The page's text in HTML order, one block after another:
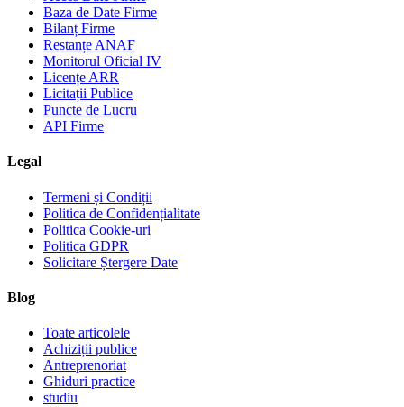
Baza de Date Firme
Bilanț Firme
Restanțe ANAF
Monitorul Oficial IV
Licențe ARR
Licitații Publice
Puncte de Lucru
API Firme
Legal
Termeni și Condiții
Politica de Confidențialitate
Politica Cookie-uri
Politica GDPR
Solicitare Ștergere Date
Blog
Toate articolele
Achiziții publice
Antreprenoriat
Ghiduri practice
studiu